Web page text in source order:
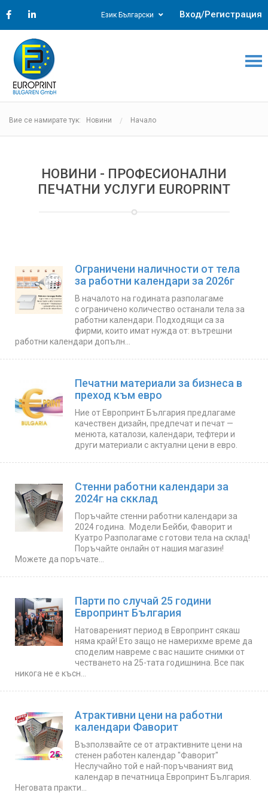
Език Български Вход/Регистрация
Вие се намирате тук: Новини Начало
НОВИНИ - ПРОФЕСИОНАЛНИ
ПЕЧАТНИ УСЛУГИ EUROPRINT
Ограничени наличности от тела
за работни календари за 2026г
В началото на годината разполагаме
с ограничено количество останали тела за
работни календари. Подходящи са за
фирми, които имат нужда от: вътрешни
работни календари допълн...
Печатни материали за бизнеса в
преход към евро
Ние от Европринт България предлагаме
качествен дизайн, предпечат и печат —
менюта, каталози, календари, тефтери и
други материали с актуални цени в евро.
Стенни работни календари за
2024г на скклад
Поръчайте стенни работни календари за
2024 година. Модели Бейби, Фаворит и
Куатро Разполагаме с готови тела на склад!
Поръчайте онлайн от нашия магазин!
Можете да поръчате...
Парти по случай 25 години
Европринт България
Натовареният период в Европринт сякаш
няма край! Ето защо не намерихме време да
споделим навреме с вас нашите снимки от
честването на 25-тата годишнина. Все пак
никога не е късн...
Атрактивни цени на работни
календари Фаворит
Възползвайте се от атрактивните цени на
стенен работен календар "Фаворит"
Неслучайно той е най-поръчваният вид
календар в печатница Европринт България.
Неговата практи...